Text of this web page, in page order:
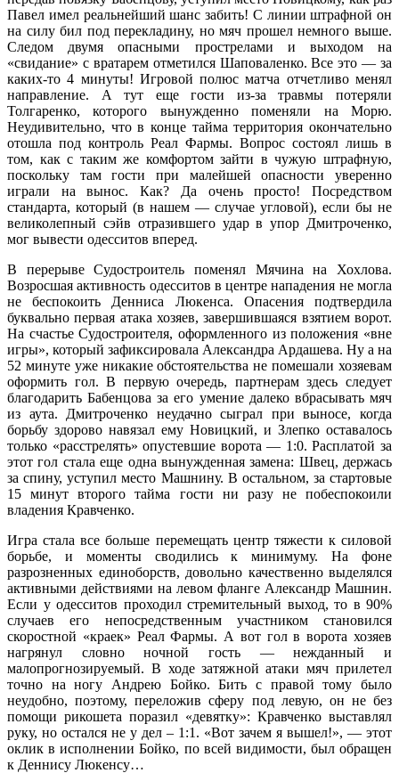
Павел имел реальнейший шанс забить! С линии штрафной он
на силу бил под перекладину, но мяч прошел немного выше.
Следом двумя опасными прострелами и выходом на
«свидание» с вратарем отметился Шаповаленко. Все это — за
каких-то 4 минуты! Игровой полюс матча отчетливо менял
направление. А тут еще гости из-за травмы потеряли
Толгаренко, которого вынужденно поменяли на Морю.
Неудивительно, что в конце тайма территория окончательно
отошла под контроль Реал Фармы. Вопрос состоял лишь в
том, как с таким же комфортом зайти в чужую штрафную,
поскольку там гости при малейшей опасности уверенно
играли на вынос. Как? Да очень просто! Посредством
стандарта, который (в нашем — случае угловой), если бы не
великолепный сэйв отразившего удар в упор Дмитроченко,
мог вывести одесситов вперед.
В перерыве Судостроитель поменял Мячина на Хохлова.
Возросшая активность одесситов в центре нападения не могла
не беспокоить Денниса Люкенса. Опасения подтвердила
буквально первая атака хозяев, завершившаяся взятием ворот.
На счастье Судостроителя, оформленного из положения «вне
игры», который зафиксировала Александра Ардашева. Ну а на
52 минуте уже никакие обстоятельства не помешали хозяевам
оформить гол. В первую очередь, партнерам здесь следует
благодарить Бабенцова за его умение далеко вбрасывать мяч
из аута. Дмитроченко неудачно сыграл при выносе, когда
борьбу здорово навязал ему Новицкий, и Злепко оставалось
только «расстрелять» опустевшие ворота — 1:0. Расплатой за
этот гол стала еще одна вынужденная замена: Швец, держась
за спину, уступил место Машнину. В остальном, за стартовые
15 минут второго тайма гости ни разу не побеспокоили
владения Кравченко.
Игра стала все больше перемещать центр тяжести к силовой
борьбе, и моменты сводились к минимуму. На фоне
разрозненных единоборств, довольно качественно выделялся
активными действиями на левом фланге Александр Машнин.
Если у одесситов проходил стремительный выход, то в 90%
случаев его непосредственным участником становился
скоростной «краек» Реал Фармы. А вот гол в ворота хозяев
нагрянул словно ночной гость — нежданный и
малопрогнозируемый. В ходе затяжной атаки мяч прилетел
точно на ногу Андрею Бойко. Бить с правой тому было
неудобно, поэтому, переложив сферу под левую, он не без
помощи рикошета поразил «девятку»: Кравченко выставлял
руку, но остался не у дел – 1:1. «Вот зачем я вышел!», — этот
оклик в исполнении Бойко, по всей видимости, был обращен
к Деннису Люкенсу…